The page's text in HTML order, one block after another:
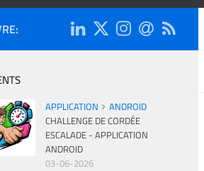
APPLICATION
ANDROID
CHALLENGE DE CORDÉE
ESCALADE - APPLICATION
ANDROID
03-06-2026